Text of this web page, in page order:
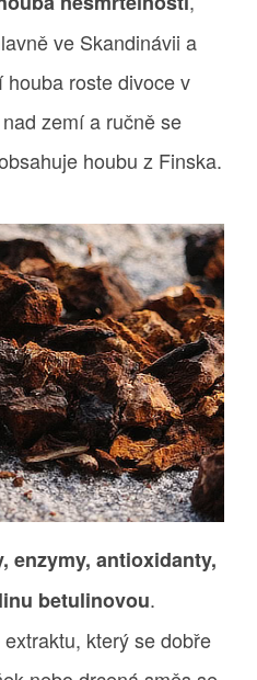
ve Skandinávii a
houba roste divoce v
zemí a ručně se
houbu z Finska.
enzymy, antioxidanty,
betulinovou.
který se dobře